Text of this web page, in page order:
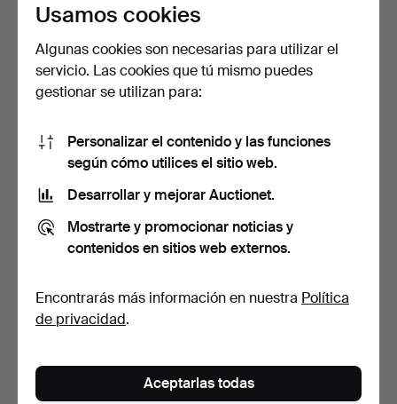
- collar vintage -
NAPIER/USA.
Subastado 26 feb 2026
53 USD
- Collar vintage llamativo -
EE. UU., años…
64 USD
cierre de plata - P…
collar de tres hileras…
Subastado 19 feb 2026
Usamos cookies
Algunas cookies son necesarias para utilizar el
servicio. Las cookies que tú mismo puedes
gestionar se utilizan para:
Personalizar el contenido y las funciones
según cómo utilices el sitio web.
Desarrollar y mejorar Auctionet.
Mostrarte y promocionar noticias y
contenidos en sitios web externos.
Encontrarás más información en nuestra Política
de privacidad.
Aceptarlas todas